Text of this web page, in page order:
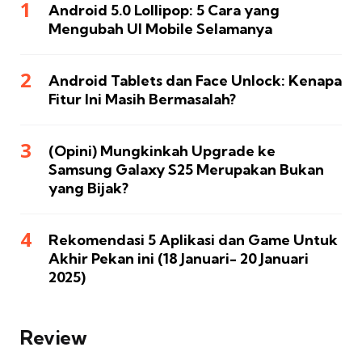
Android 5.0 Lollipop: 5 Cara yang
Mengubah UI Mobile Selamanya
Android Tablets dan Face Unlock: Kenapa
Fitur Ini Masih Bermasalah?
(Opini) Mungkinkah Upgrade ke
Samsung Galaxy S25 Merupakan Bukan
yang Bijak?
Rekomendasi 5 Aplikasi dan Game Untuk
Akhir Pekan ini (18 Januari- 20 Januari
2025)
Review